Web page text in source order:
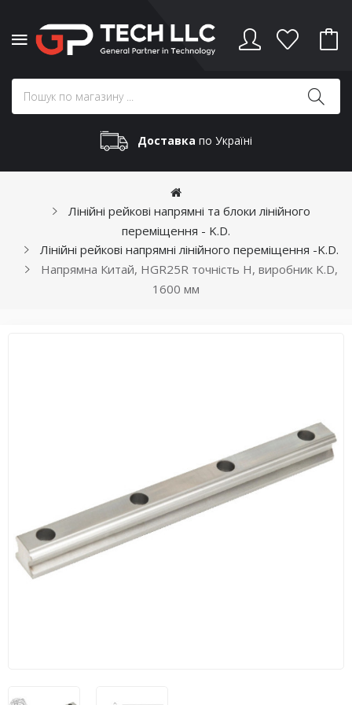
Доставка по Україні
Лінійні рейкові напрямні та блоки лінійного
переміщення - K.D.
Лінійні рейкові напрямні лінійного переміщення -K.D.
Напрямна Китай, HGR25R точність H, виробник K.D,
1600 мм